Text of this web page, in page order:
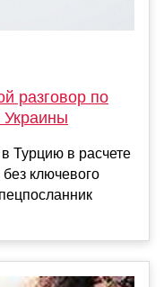
разговор по
Турцию в расчете
ключевого